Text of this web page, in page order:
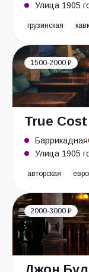
Улица 1905
грузинская
1500-2000 ₽
True
Баррикадная
Улица 1905
авторская
2000-3000 ₽